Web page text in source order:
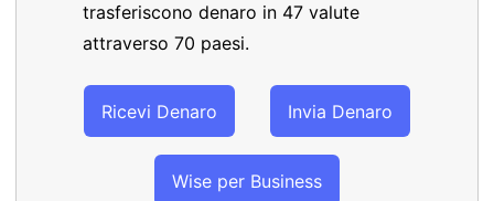
trasferiscono denaro in 47 valute
attraverso 70 paesi.
Ricevi Denaro Invia Denaro
Wise per Business